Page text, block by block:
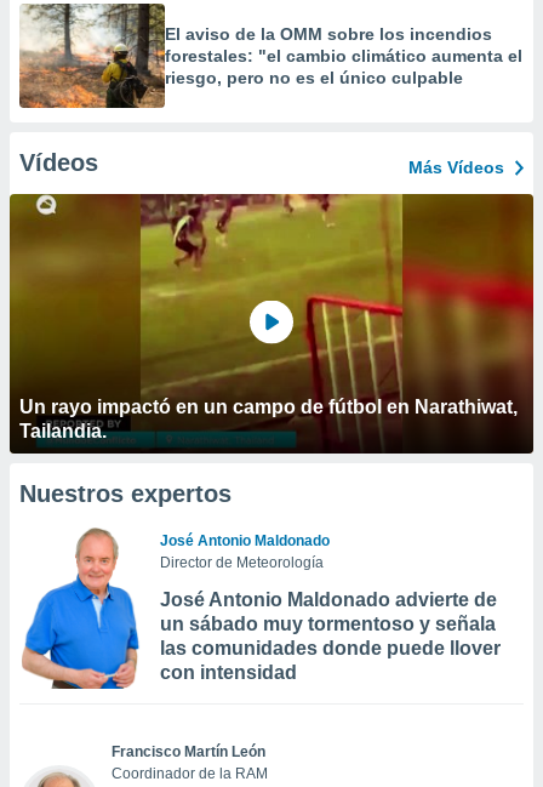
El aviso de la OMM sobre los incendios
forestales: "el cambio climático aumenta el
riesgo, pero no es el único culpable
Vídeos Más Vídeos
Un rayo impactó en un campo de fútbol en Narathiwat,
Tailandia.
Nuestros expertos
José Antonio Maldonado
Director de Meteorología
José Antonio Maldonado advierte de
un sábado muy tormentoso y señala
las comunidades donde puede llover
con intensidad
Francisco Martín León
Coordinador de la RAM